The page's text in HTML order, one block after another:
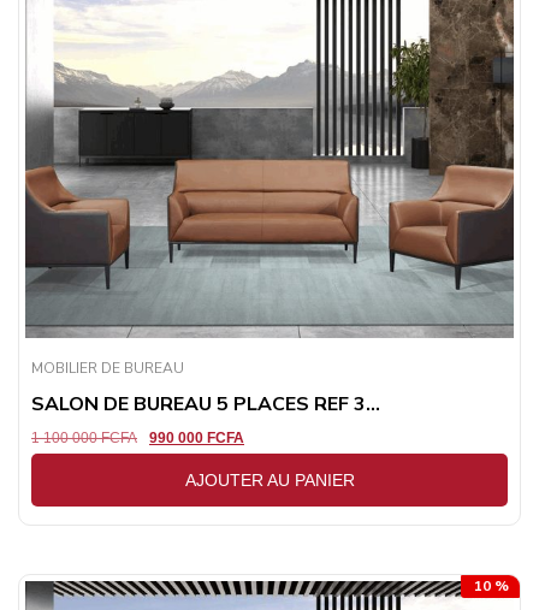
MOBILIER DE BUREAU
SALON DE BUREAU 5 PLACES REF 3...
1 100 000FCFA 990 000 FCFA
AJOUTER AU PANIER
10 %